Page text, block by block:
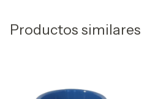
Productos similares